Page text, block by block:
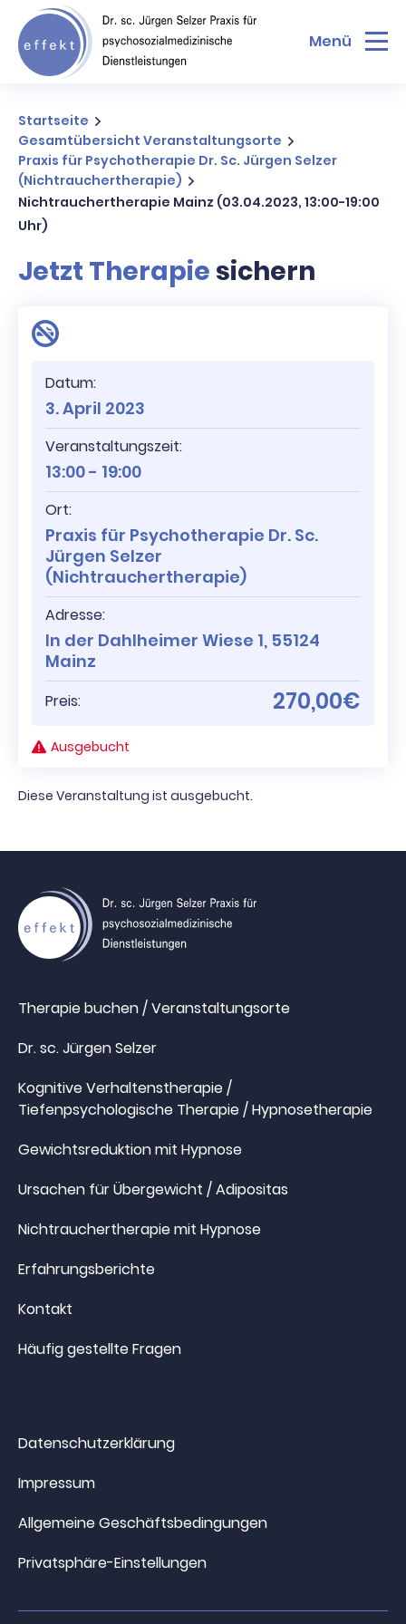
Menü
Startseite
Gesamtübersicht Veranstaltungsorte
Praxis für Psychotherapie Dr. Sc. Jürgen Selzer
(Nichtrauchertherapie)
Nichtrauchertherapie Mainz (03.04.2023, 13:00-19:00
Uhr)
Jetzt Therapie sichern
Datum:
3. April 2023
Veranstaltungszeit:
13:00 - 19:00
Ort:
Praxis für Psychotherapie Dr. Sc.
Jürgen Selzer
(Nichtrauchertherapie)
Adresse:
In der Dahlheimer Wiese 1, 55124
Mainz
Preis: 270,00€
Ausgebucht
Diese Veranstaltung ist ausgebucht.
Therapie buchen / Veranstaltungsorte
Dr. sc. Jürgen Selzer
Kognitive Verhaltenstherapie /
Tiefenpsychologische Therapie / Hypnosetherapie
Gewichtsreduktion mit Hypnose
Ursachen für Übergewicht / Adipositas
Nichtrauchertherapie mit Hypnose
Erfahrungsberichte
Kontakt
Häufig gestellte Fragen
Datenschutzerklärung
Impressum
Allgemeine Geschäftsbedingungen
Privatsphäre-Einstellungen